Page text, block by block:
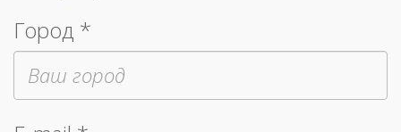
Город *